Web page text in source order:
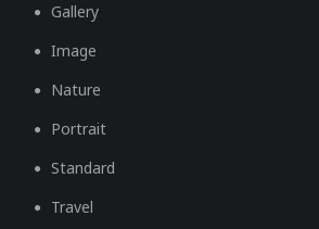
Gallery
Image
Nature
Portrait
Standard
Travel